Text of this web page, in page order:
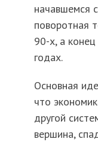
начавшемся
поворотная
90-х, а
годах.
Основная
что
другой
вершина,